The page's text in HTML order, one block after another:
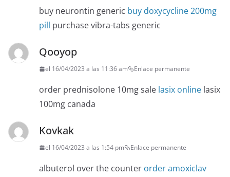
buy neurontin generic buy doxycycline 200mg
pill purchase vibra-tabs generic
Qooyop
el 16/04/2023 a las 11:36 am Enlace permanente
order prednisolone 10mg sale lasix online lasix
100mg canada
Kovkak
el 16/04/2023 a las 1:54 pm Enlace permanente
albuterol over the counter order amoxiclav